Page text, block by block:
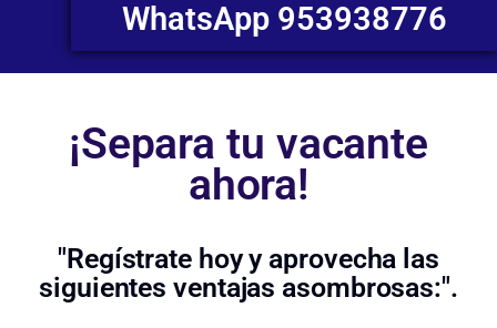
WhatsApp 953938776
¡Separa tu vacante
ahora!
"Regístrate hoy y aprovecha las
siguientes ventajas asombrosas:".